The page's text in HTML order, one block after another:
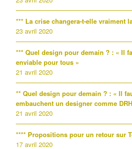
*** La crise changera-t-elle vraiment
23 avril 2020
*** Quel design pour demain ? : « Il
enviable pour tous »
21 avril 2020
** Quel design pour demain ? : « Il
embauchent un designer comme
21 avril 2020
**** Propositions pour un retour sur
17 avril 2020